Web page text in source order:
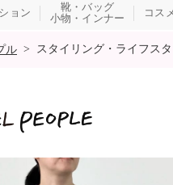
ョン
靴・バッグ
小物・インナー
コス
ル > スタイリング・ライフス